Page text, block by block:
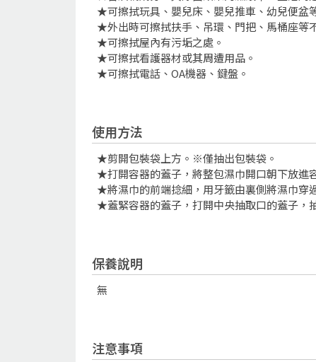
★可擦拭玩具、嬰兒床、嬰兒推車、幼兒便盆
★外出時可擦拭扶手、吊環、門把、馬桶座等
★可擦拭屋內有污垢之處。
★可擦拭看護器材或其周遭用品。
★可擦拭電話、OA機器、鍵盤。
使用方法
★剪開包裝袋上方。※僅抽出包裝袋。
★打開容器的蓋子，將整包濕巾開口朝下放進
★將濕巾的前端捻細，用牙籤由裏側將濕巾穿
★蓋緊容器的蓋子，打開中央抽取口的蓋子，
保養說明
無
注意事項